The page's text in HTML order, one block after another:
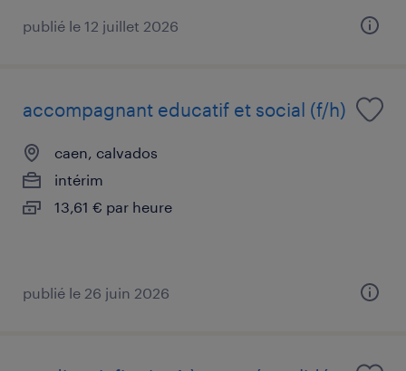
publié le 12 juillet 2026
accompagnant educatif et social (f/h)
caen, calvados
intérim
13,61 € par heure
publié le 26 juin 2026